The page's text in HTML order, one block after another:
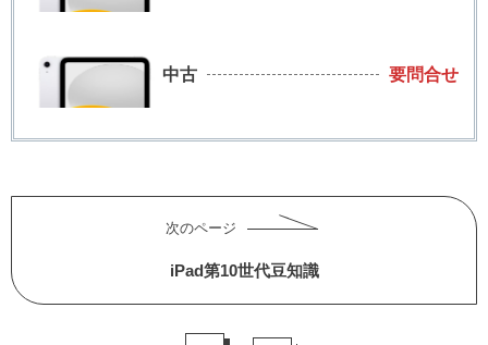
中古 要問合せ
次のページ
iPad第10世代豆知識